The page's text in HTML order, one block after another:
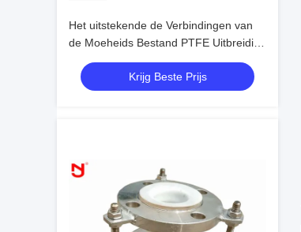
Het uitstekende de Verbindingen van
de Moeheids Bestand PTFE Uitbreiding
Anti Verouderen met Ce-Certificaat
Krijg Beste Prijs